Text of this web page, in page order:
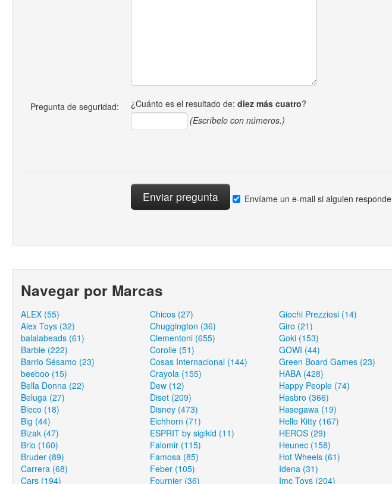
Pregunta de seguridad: ¿Cuánto es el resultado de: diez más cuatro?
(Escríbelo con números.)
Envíame un e-mail si alguien responde
Navegar por Marcas
ALEX (55)
Alex Toys (32)
balalabeads (61)
Barbie (222)
Barrio Sésamo (23)
beeboo (15)
Bella Donna (22)
Beluga (27)
Bieco (18)
Big (44)
Bizak (47)
Brio (160)
Bruder (89)
Carrera (68)
Cars (194)
Chicos (27)
Chuggington (36)
Clementoni (655)
Corolle (51)
Cosas Internacional (144)
Crayola (155)
Dew (12)
Diset (209)
Disney (473)
Eichhorn (71)
ESPRIT by sigikid (11)
Falomir (115)
Famosa (85)
Feber (105)
Fournier (36)
Giochi Prezziosi (14)
Giro (21)
Goki (153)
GOWI (44)
Green Board Games (23)
HABA (428)
Happy People (74)
Hasbro (366)
Hasegawa (19)
Hello Kitty (167)
HEROS (29)
Heunec (158)
Hot Wheels (61)
Idena (31)
Imc Toys (204)